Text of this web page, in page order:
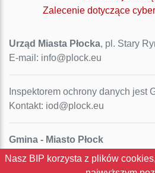
Zalecenie dotyczące
Urząd Miasta Płocka, pl. Stary
E-mail: info@plock.eu
Inspektorem ochrony danych jest
Kontakt: iod@plock.eu
Gmina - Miasto Płock
Pl. Stary Rynek 1
Nasz BIP korzysta z plików